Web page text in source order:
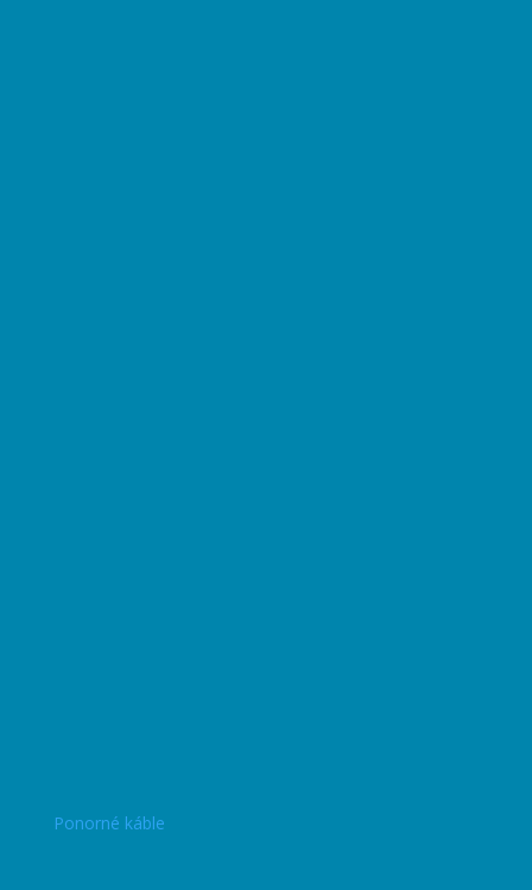
Ponorné káble